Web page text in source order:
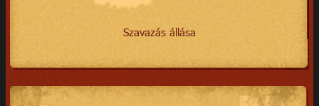
Szavazás állása